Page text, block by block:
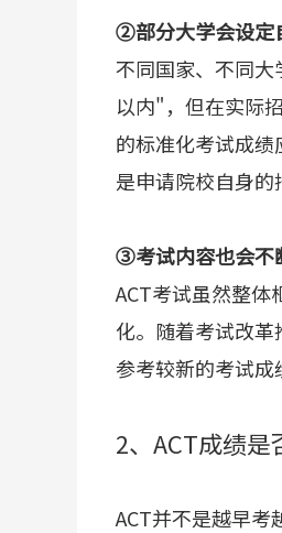
②部分大学会设定
不同国家、不同
以内"，但在实际
的标准化考试成
是申请院校自身的
③考试内容也会不
ACT考试虽然整
化。随着考试改
参考较新的考试成
2、ACT成绩是
ACT并不是越早考